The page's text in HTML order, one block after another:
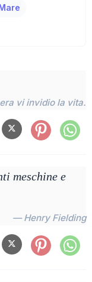
vi invidio la vita.
meschine e
— Henry Fielding